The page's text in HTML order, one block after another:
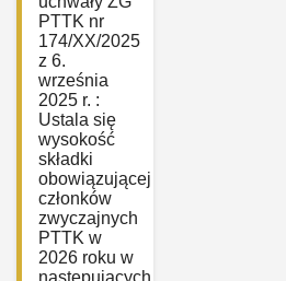
PTTK nr
174/XX/2025
z 6.
września
2025 r. :
Ustala się
wysokość
składki
obowiązującej
członków
zwyczajnych
PTTK w
2026 roku w